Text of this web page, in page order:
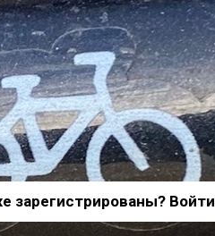
зарегистрированы? Войти